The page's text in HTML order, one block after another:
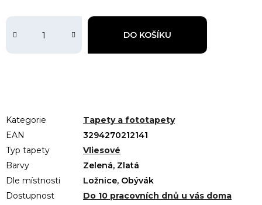
DO KOŠÍKU
Kategorie
Tapety a fototapety
EAN
3294270212141
Typ tapety
Vliesové
Barvy
Zelená, Zlatá
Dle místnosti
Ložnice, Obývák
Dostupnost
Do 10 pracovních dnů u vás doma